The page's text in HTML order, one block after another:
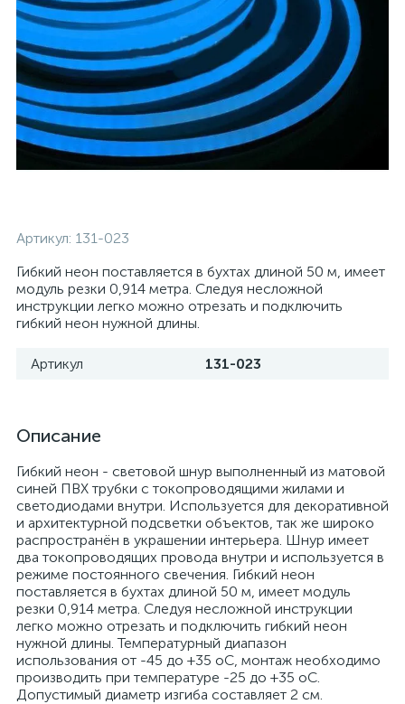
Артикул: 131-023
Гибкий неон поставляется в бухтах длиной 50 м, имеет
модуль резки 0,914 метра. Следуя несложной
инструкции легко можно отрезать и подключить
гибкий неон нужной длины.
Артикул 131-023
Описание
Гибкий неон - световой шнур выполненный из матовой
синей ПВХ трубки с токопроводящими жилами и
светодиодами внутри. Используется для декоративной
и архитектурной подсветки объектов, так же широко
распространён в украшении интерьера. Шнур имеет
два токопроводящих провода внутри и используется в
режиме постоянного свечения. Гибкий неон
поставляется в бухтах длиной 50 м, имеет модуль
резки 0,914 метра. Следуя несложной инструкции
легко можно отрезать и подключить гибкий неон
нужной длины. Температурный диапазон
использования от -45 до +35 оС, монтаж необходимо
производить при температуре -25 до +35 оС.
Допустимый диаметр изгиба составляет 2 см.